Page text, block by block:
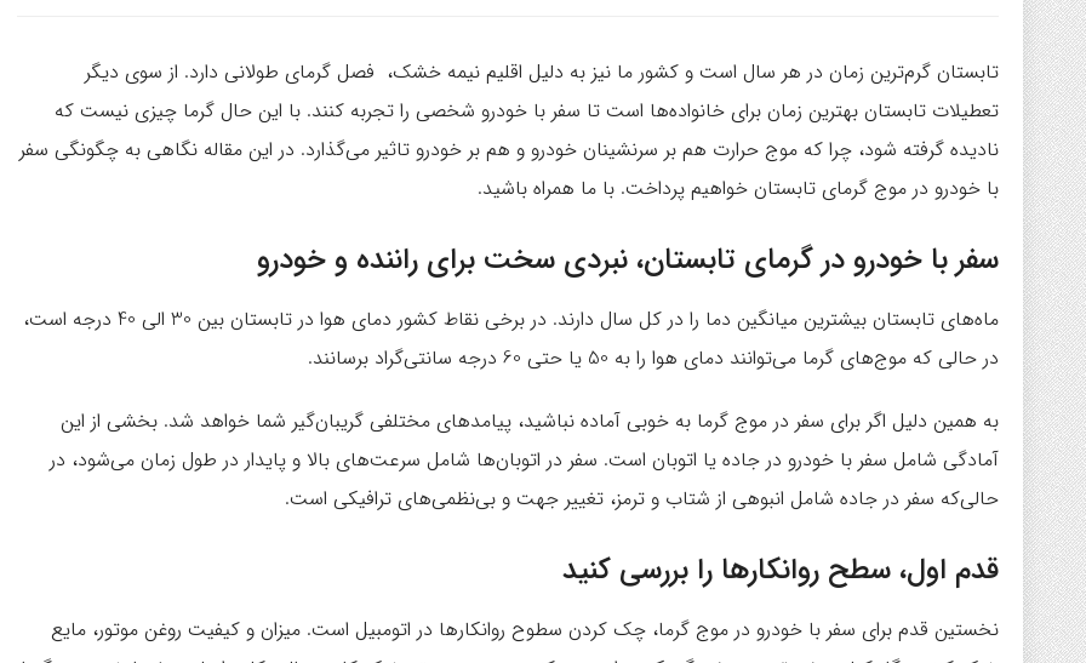
تابستان‌ گرم‌ترین زمان در هر سال است و کشور ما نیز به دلیل اقلیم نیمه خشک، فصل گرمای طولانی دارد. از سوی دیگر
تعطیلات تابستان بهترین زمان برای خانواده‌ها است تا سفر با خودرو شخصی را تجربه کنند. با این حال گرما چیزی نیست که
نادیده گرفته شود، چرا که موج حرارت هم بر سرنشینان خودرو و هم بر خودرو تاثیر می‌گذارد. در این مقاله نگاهی به چگونگی سفر
با خودرو در موج گرمای تابستان خواهیم پرداخت. با ما همراه باشید.
سفر با خودرو در گرمای تابستان، نبردی سخت برای راننده و خودرو
ماه‌های تابستان بیشترین میانگین دما را در کل سال دارند. در برخی نقاط کشور دمای هوا در تابستان بین 30 الی 40 درجه است،
در حالی که موج‌های گرما می‌توانند دمای هوا را به 50 یا حتی 60 درجه سانتی‌گراد برسانند.
به همین دلیل اگر برای سفر در موج گرما به خوبی آماده نباشید، پیامدهای مختلفی گریبان‌گیر شما خواهد شد. بخشی از این
آمادگی شامل سفر با خودرو در جاده یا اتوبان است. سفر در اتوبان‌ها شامل سرعت‌های بالا و پایدار در طول زمان می‌شود، در
حالی‌که سفر در جاده شامل انبوهی از شتاب و ترمز، تغییر جهت و بی‌نظمی‌های ترافیکی است.
قدم اول، سطح روانکارها را بررسی کنید
نخستین قدم برای سفر با خودرو در موج گرما، چک کردن سطوح روانکارها در اتومبیل است. میزان و کیفیت روغن موتور، مایع